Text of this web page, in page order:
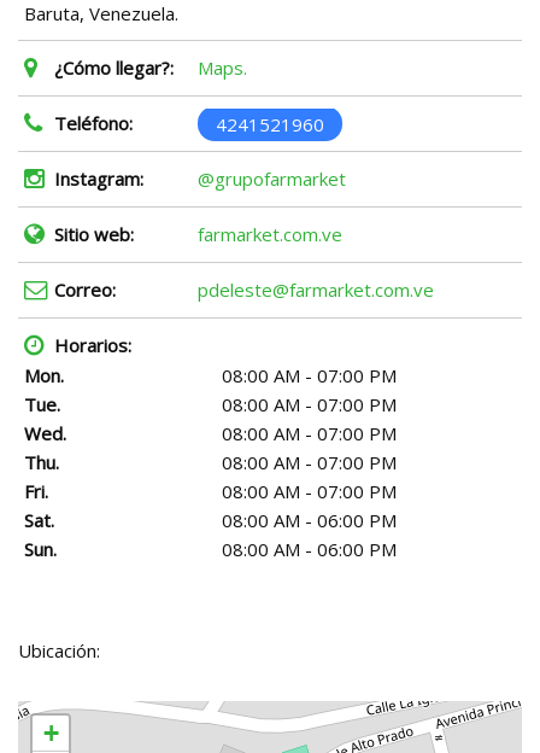
Baruta, Venezuela.
¿Cómo llegar?: Maps.
Teléfono: 4241521960
Instagram: @grupofarmarket
Sitio web: farmarket.com.ve
Correo: pdeleste@farmarket.com.ve
Horarios:
Mon.
08:00 AM - 07:00 PM
Tue.
08:00 AM - 07:00 PM
Wed.
08:00 AM - 07:00 PM
Thu.
08:00 AM - 07:00 PM
Fri.
08:00 AM - 07:00 PM
Sat.
08:00 AM - 06:00 PM
Sun.
08:00 AM - 06:00 PM
Ubicación:
+